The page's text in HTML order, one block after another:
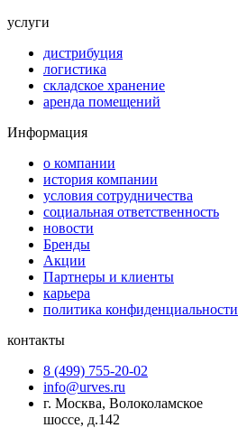
услуги
дистрибуция
логистика
складское хранение
аренда помещений
Информация
о компании
история компании
условия сотрудничества
социальная ответственность
новости
Бренды
Акции
Партнеры и клиенты
карьера
политика конфиденциальности
контакты
8 (499) 755-20-02
info@urves.ru
г. Москва, Волоколамское
шоссе, д.142